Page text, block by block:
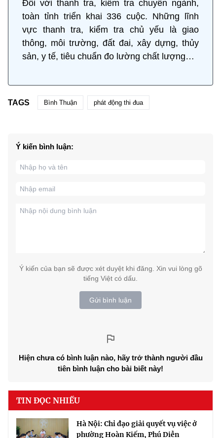
Đối với thanh tra, kiểm tra chuyên ngành,
toàn tỉnh triển khai 336 cuộc. Những lĩnh
vực thanh tra, kiểm tra chủ yếu là giao
thông, môi trường, đất đai, xây dựng, thủy
sản, y tế, tiêu chuẩn đo lường chất lượng…
TAGS Bình Thuận phát động thi đua
Ý kiến bình luận:
Ý kiến của bạn sẽ được xét duyệt khi đăng. Xin vui lòng gõ
tiếng Việt có dấu.
Gửi bình luận
Hiện chưa có bình luận nào, hãy trở thành người đầu
tiên bình luận cho bài biết này!
TIN ĐỌC NHIỀU
Hà Nội: Chỉ đạo giải quyết vụ việc ở
phường Hoàn Kiếm, Phú Diễn